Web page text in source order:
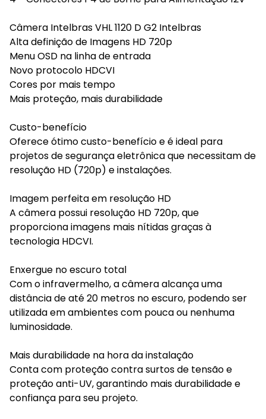
Câmera Intelbras VHL 1120 D G2 Intelbras
Alta definição de Imagens HD 720p
Menu OSD na linha de entrada
Novo protocolo HDCVI
Cores por mais tempo
Mais proteção, mais durabilidade
Custo-benefício
Oferece ótimo custo-benefício e é ideal para
projetos de segurança eletrônica que necessitam de
resolução HD (720p) e instalações.
Imagem perfeita em resolução HD
A câmera possui resolução HD 720p, que
proporciona imagens mais nítidas graças à
tecnologia HDCVI.
Enxergue no escuro total
Com o infravermelho, a câmera alcança uma
distância de até 20 metros no escuro, podendo ser
utilizada em ambientes com pouca ou nenhuma
luminosidade.
Mais durabilidade na hora da instalação
Conta com proteção contra surtos de tensão e
proteção anti-UV, garantindo mais durabilidade e
confiança para seu projeto.